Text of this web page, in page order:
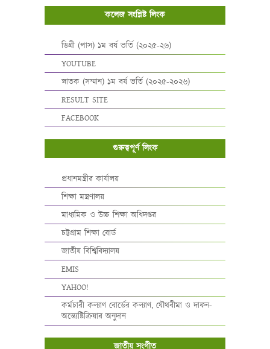
কলেজ সংশ্লিষ্ট লিংক
ডিগ্রী (পাস) ১ম বর্ষ ভর্তি (২০২৫-২৬)
YOUTUBE
স্নাতক (সম্মান) ১ম বর্ষ ভর্তি (২০২৫-২০২৬)
RESULT SITE
FACEBOOK
গুরুত্বপূর্ণ লিংক
প্রধানমন্ত্রীর কার্যালয়
শিক্ষা মন্ত্রণালয়
মাধ্যমিক ও উচ্চ শিক্ষা অধিদপ্তর
চট্টগ্রাম শিক্ষা বোর্ড
জাতীয় বিশ্বিবিদ্যালয়
EMIS
YAHOO!
কর্মচারী কল্যাণ বোর্ডের কল্যাণ, যৌথবীমা ও দাফন-
অন্ত্যেষ্টিক্রিয়ার অনুদান